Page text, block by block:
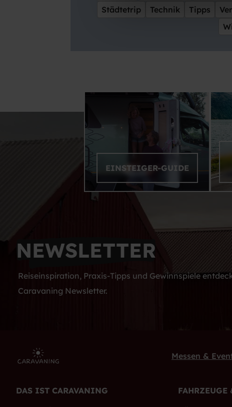
Städtetrip
Technik Tipps
EINSTEIGER-GUIDE
NEWSLETTER
Reiseinspiration, Praxis-Tipps und Gewinnspiele
Caravaning Newsletter.
Messen &
DAS IST CARAVANING
FAHRZEUGE